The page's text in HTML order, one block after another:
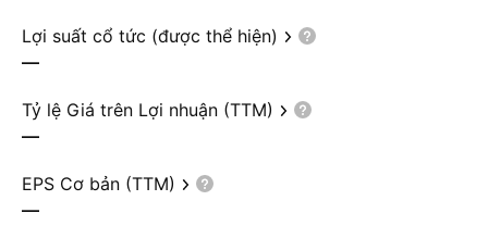
Lợi suất cổ tức (được thể hiện)
—
Tỷ lệ Giá trên Lợi nhuận (TTM)
—
EPS Cơ bản (TTM)
—